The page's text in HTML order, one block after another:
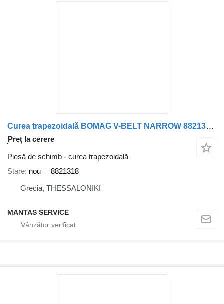
Curea trapezoidală BOMAG V-BELT NARROW 8821318 pentru camion BOMAG
Preț la cerere
Piesă de schimb - curea trapezoidală
Stare nou
8821318
Grecia, THESSALONIKI
MANTAS SERVICE